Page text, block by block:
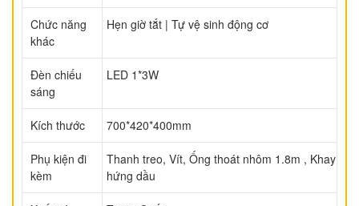
Chức năng
khác
Hẹn giờ tắt | Tự vệ sinh động cơ
Đèn chiếu
sáng
LED 1*3W
Kích thước 700*420*400mm
Phụ kiện đi
kèm
Thanh treo, Vít, Ống thoát nhôm 1.8m , Khay
hứng dầu